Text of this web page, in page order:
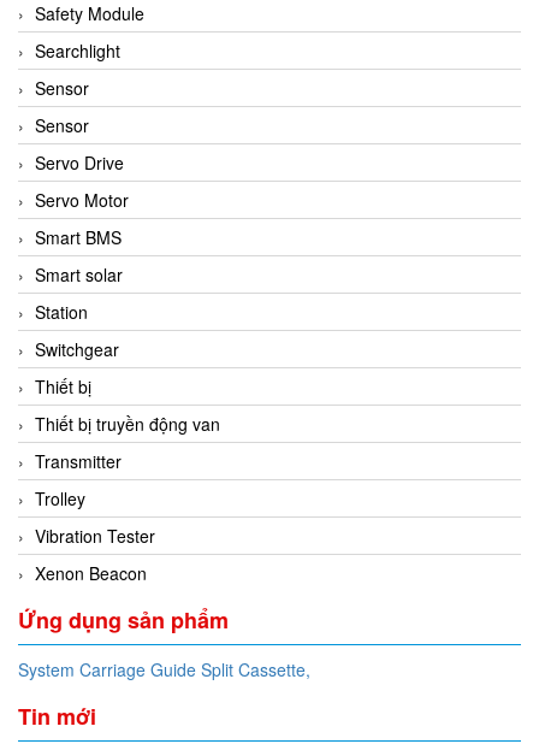
Safety Module
Searchlight
Sensor
Sensor
Servo Drive
Servo Motor
Smart BMS
Smart solar
Station
Switchgear
Thiết bị
Thiết bị truyền động van
Transmitter
Trolley
Vibration Tester
Xenon Beacon
Ứng dụng sản phẩm
System Carriage Guide Split Cassette,
Tin mới